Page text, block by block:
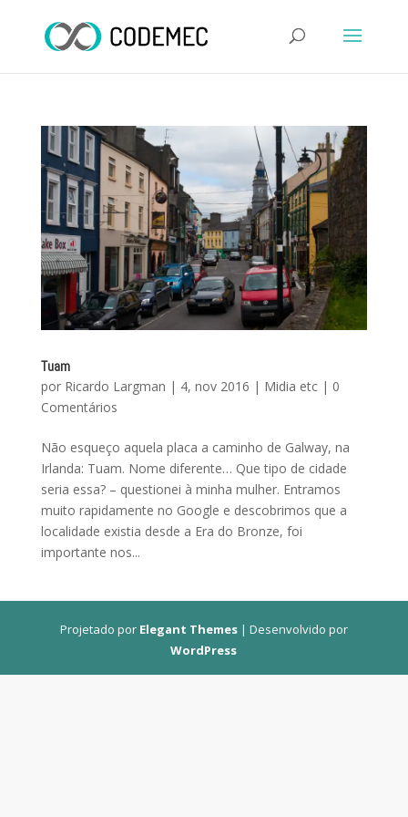
Tuam
por Ricardo Largman | 4, nov 2016 | Midia etc| 0
Comentários
Não esqueço aquela placa a caminho de Galway, na
Irlanda: Tuam. Nome diferente… Que tipo de cidade
seria essa? – questionei à minha mulher. Entramos
muito rapidamente no Google e descobrimos que a
localidade existia desde a Era do Bronze, foi
importante nos...
Projetado por Elegant Themes| Desenvolvido por
WordPress